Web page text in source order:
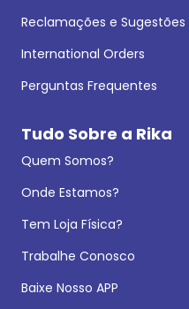
Reclamações e Sugestões
International Orders
Perguntas Frequentes
Tudo Sobre a Rika
Quem Somos?
Onde Estamos?
Tem Loja Física?
Trabalhe Conosco
Baixe Nosso APP